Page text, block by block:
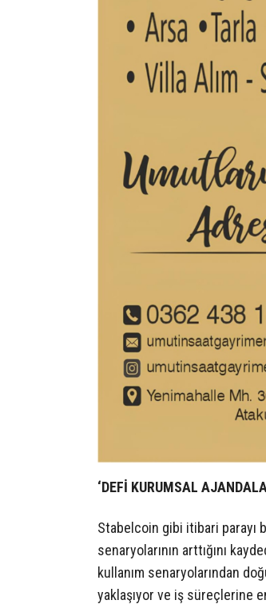
‘DEFİ KURUMSAL
Stabelcoin gibi itibari parayı
senaryolarının arttığını
kullanım senaryolarından
yaklaşıyor ve iş süreçlerine